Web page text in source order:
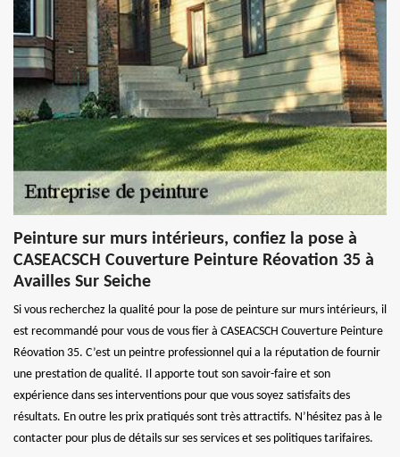
Peinture sur murs intérieurs, confiez la pose à
CASEACSCH Couverture Peinture Réovation 35 à
Availles Sur Seiche
Si vous recherchez la qualité pour la pose de peinture sur murs intérieurs, il
est recommandé pour vous de vous fier à CASEACSCH Couverture Peinture
Réovation 35. C’est un peintre professionnel qui a la réputation de fournir
une prestation de qualité. Il apporte tout son savoir-faire et son
expérience dans ses interventions pour que vous soyez satisfaits des
résultats. En outre les prix pratiqués sont très attractifs. N’hésitez pas à le
contacter pour plus de détails sur ses services et ses politiques tarifaires.